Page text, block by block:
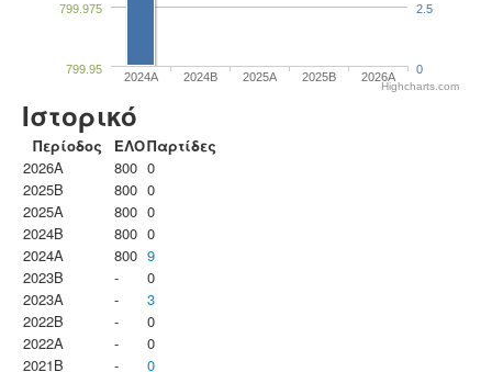
2024A 2024B 2025A 2025B 2026A
799.95
799.975
0
2.5
Highcharts.com
Ιστορικό
Περίοδος ΕΛΟΠαρτίδες
2026A
800 0
2025B
800 0
2025A
800 0
2024B
800 0
2024A
800 9
2023B
-
0
2023Α
-
3
2022B
-
0
2022A
-
0
2021B
- 0